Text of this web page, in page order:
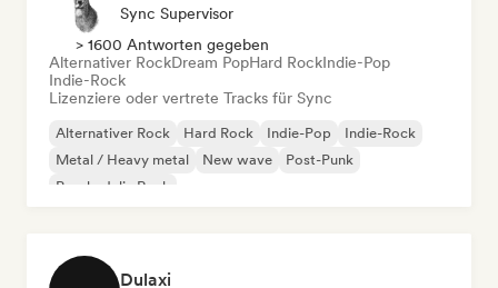
Sync Supervisor
> 1600 Antworten gegeben
Alternativer RockDream PopHard RockIndie-Pop
Indie-Rock
Lizenziere oder vertrete Tracks für Sync
Alternativer Rock Hard Rock Indie-Pop
Indie-Rock
Metal / Heavy metal
New wave
Post-Punk
Psychedelic Rock
Dulaxi